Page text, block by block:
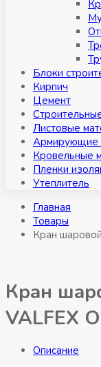
Блоки
Кирпич
Цемент
Листовые
Армирующие
Кровельные
Пленки
Утеплитель
Главная
Товары
Кран
Кран
VALFEX
Описание